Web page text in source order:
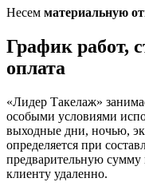
Несем материальную
График работ,
оплата
«Лидер Такелаж»
особыми условиями
выходные дни, ночью,
определяется при
предварительную сумму
клиенту удаленно.